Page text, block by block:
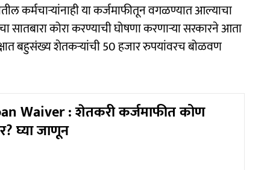
कर्मचाऱ्यांनाही या कर्जमाफीतून वगळण्यात आल्याचा
कोरा करण्याची घोषणा करणाऱ्या सरकारने आता
बहुसंख्य शेतकऱ्यांची 50 हजार रुपयांवरच बोळवण
Waiver : शेतकरी कर्जमाफीत कोण
घ्या जाणून